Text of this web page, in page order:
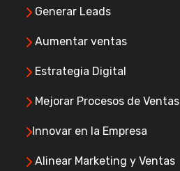
Generar Leads
Aumentar ventas
Estrategia Digital
Mejorar Procesos de Ventas
Innovar en la Empresa
Alinear Marketing y Ventas